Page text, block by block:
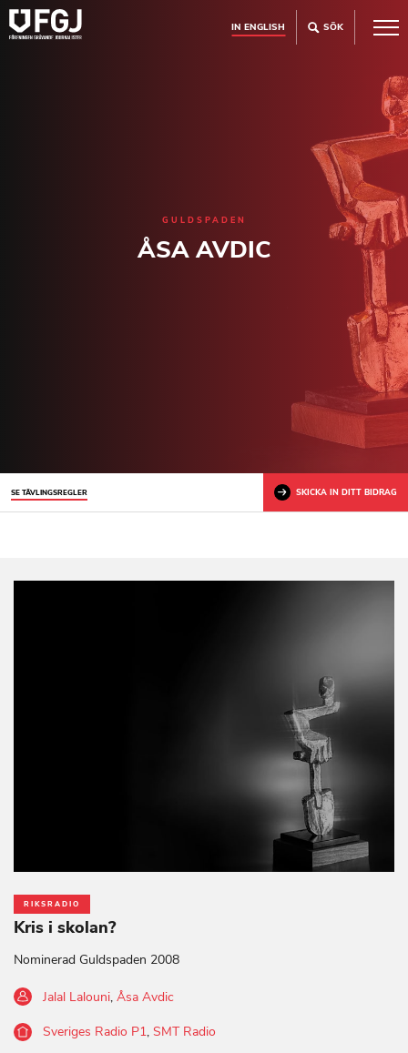
IN ENGLISH SÖK
GULDSPADEN
ÅSA AVDIC
SE TÄVLINGSREGLER SKICKA IN DITT BIDRAG
RIKSRADIO
Kris i skolan?
Nominerad Guldspaden 2008
Jalal Lalouni,Åsa Avdic
Sveriges Radio P1,SMT Radio